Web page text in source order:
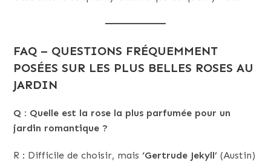
FAQ – QUESTIONS FRÉQUEMMENT
POSÉES SUR LES PLUS BELLES ROSES AU
JARDIN
Q : Quelle est la rose la plus parfumée pour un
jardin romantique ?
R : Difficile de choisir, mais ‘Gertrude Jekyll’ (Austin)